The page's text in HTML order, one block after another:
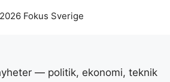
Fokus Sverige
— politik, ekonomi, teknik